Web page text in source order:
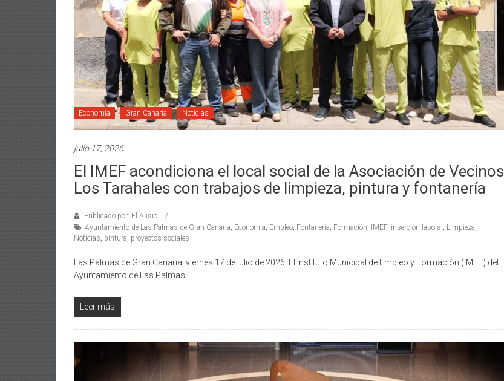
Economía Gran Canaria Noticias
julio 17, 2026
El IMEF acondiciona el local social de la Asociación de Vecinos
Los Tarahales con trabajos de limpieza, pintura y fontanería
Publicado por: El Alisio
Ayuntamiento de Las Palmas de Gran Canaria, Economía, Empleo, Fontanería, Formación, IMEF, inserción laboral , Limpieza,
Noticias, pintura, proyectos sociales
Las Palmas de Gran Canaria, viernes 17 de julio de 2026. El Instituto Municipal de Empleo y Formación (IMEF) del
Ayuntamiento de Las Palmas
Leer más